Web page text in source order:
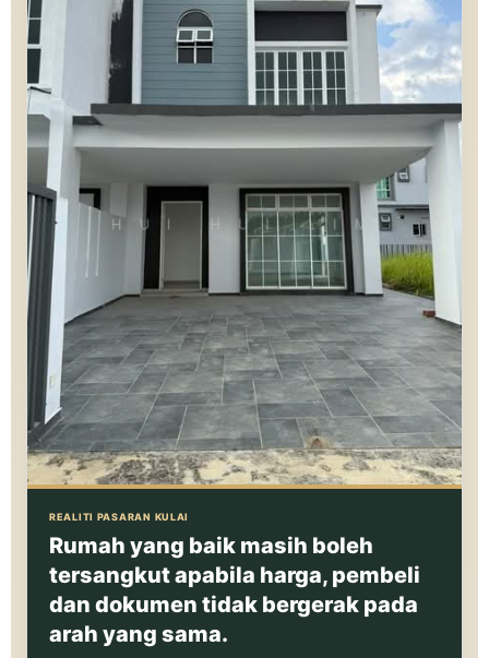
REALITI PASARAN KULAI
Rumah yang baik masih boleh
tersangkut apabila harga, pembeli
dan dokumen tidak bergerak pada
arah yang sama.